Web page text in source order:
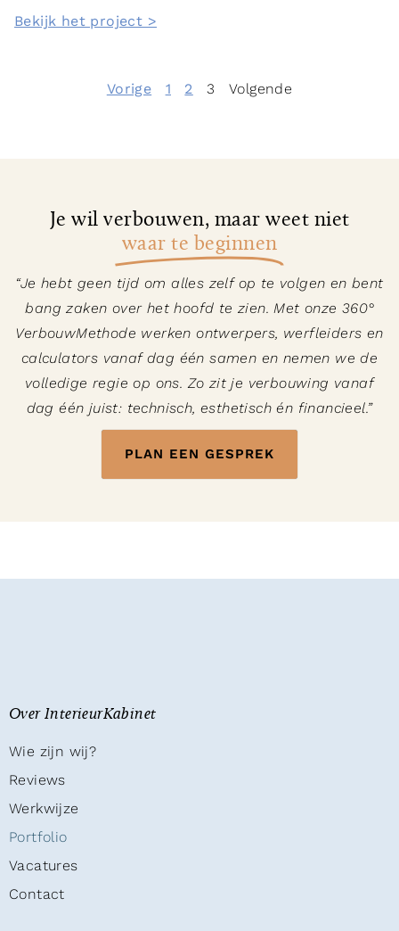
Bekijk het project >
Vorige 1 2 3 Volgende
Je wil verbouwen, maar weet niet
waar te beginnen
“Je hebt geen tijd om alles zelf op te volgen en bent
bang zaken over het hoofd te zien. Met onze 360°
VerbouwMethode werken ontwerpers, werfleiders en
calculators vanaf dag één samen en nemen we de
volledige regie op ons. Zo zit je verbouwing vanaf
dag één juist: technisch, esthetisch én financieel.”
PLAN EEN GESPREK
Over InterieurKabinet
Wie zijn wij?
Reviews
Werkwijze
Portfolio
Vacatures
Contact